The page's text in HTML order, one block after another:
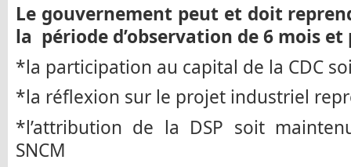
Le gouvernement peut et doit
la période d’observation de 6 mois
*la participation au capital de la CDC
*la réflexion sur le projet industriel
*l’attribution de la DSP soit
SNCM